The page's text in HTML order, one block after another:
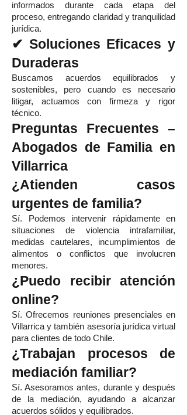
informados durante cada etapa del
proceso, entregando claridad y tranquilidad
jurídica.
✔ Soluciones Eficaces y
Duraderas
Buscamos acuerdos equilibrados y
sostenibles, pero cuando es necesario
litigar, actuamos con firmeza y rigor
técnico.
Preguntas Frecuentes –
Abogados de Familia en
Villarrica
¿Atienden casos
urgentes de familia?
Sí. Podemos intervenir rápidamente en
situaciones de violencia intrafamiliar,
medidas cautelares, incumplimientos de
alimentos o conflictos que involucren
menores.
¿Puedo recibir atención
online?
Sí. Ofrecemos reuniones presenciales en
Villarrica y también asesoría jurídica virtual
para clientes de todo Chile.
¿Trabajan procesos de
mediación familiar?
Sí. Asesoramos antes, durante y después
de la mediación, ayudando a alcanzar
acuerdos sólidos y equilibrados.